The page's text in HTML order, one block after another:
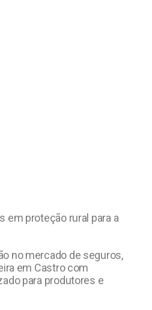
em proteção rural para a
no mercado de seguros,
em Castro com
para produtores e